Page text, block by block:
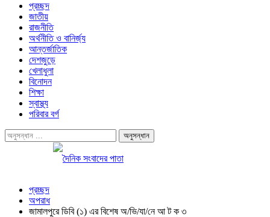
প্রচ্ছদ
জাতীয়
রাজনীতি
অর্থনীতি ও বানির্জ্য
আন্তর্জাতিক
দেশজুড়ে
খেলাধুলা
বিনোদন
শিক্ষা
স্বাস্থ্য
পরিবার বর্গ
প্রচ্ছদ
অপরাধ
জামালপুরে ডিবি (১) এর বিশেষ অ/ভি/যা/নে আ ট ক ৩